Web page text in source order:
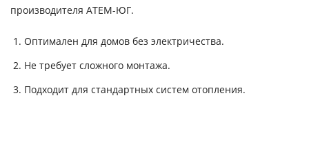
производителя АТЕМ-ЮГ.
Оптимален для домов без электричества.
Не требует сложного монтажа.
Подходит для стандартных систем отопления.